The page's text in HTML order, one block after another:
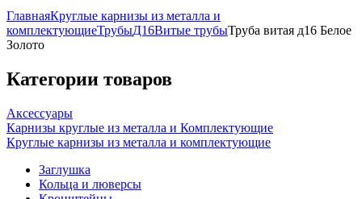
ГлавнаяКруглые карнизы из металла и
комплектующиеТрубыД16Витые трубыТруба витая д16 Белое
Золото
Категории товаров
Аксессуары
Карнизы круглые из металла и Комплектующие
Круглые карнизы из металла и комплектующие
Заглушка
Кольца и люверсы